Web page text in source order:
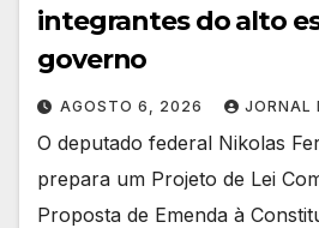
integrantes do alto
governo
AGOSTO 6, 2026 JORNAL
O deputado federal Nikolas
prepara um Projeto de Lei
Proposta de Emenda à